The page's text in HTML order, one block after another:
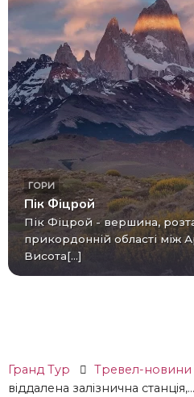
ГОРИ
Пік Фіцрой
Пік Фіцрой - вершина, розташована в Патагонії у
прикордонній області між
Висота[...]
Гранд Тур Тревел-новини
віддалена залізнична станція,...